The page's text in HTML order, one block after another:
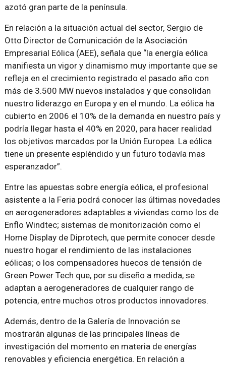
azotó gran parte de la península.
En relación a la situación actual del sector, Sergio de
Otto Director de Comunicación de la Asociación
Empresarial Eólica (AEE), señala que “la energía eólica
manifiesta un vigor y dinamismo muy importante que se
refleja en el crecimiento registrado el pasado año con
más de 3.500 MW nuevos instalados y que consolidan
nuestro liderazgo en Europa y en el mundo. La eólica ha
cubierto en 2006 el 10% de la demanda en nuestro país y
podría llegar hasta el 40% en 2020, para hacer realidad
los objetivos marcados por la Unión Europea. La eólica
tiene un presente espléndido y un futuro todavía mas
esperanzador”.
Entre las apuestas sobre energía eólica, el profesional
asistente a la Feria podrá conocer las últimas novedades
en aerogeneradores adaptables a viviendas como los de
Enflo Windtec; sistemas de monitorización como el
Home Display de Diprotech, que permite conocer desde
nuestro hogar el rendimiento de las instalaciones
eólicas; o los compensadores huecos de tensión de
Green Power Tech que, por su diseño a medida, se
adaptan a aerogeneradores de cualquier rango de
potencia, entre muchos otros productos innovadores.
Además, dentro de la Galería de Innovación se
mostrarán algunas de las principales líneas de
investigación del momento en materia de energías
renovables y eficiencia energética. En relación a